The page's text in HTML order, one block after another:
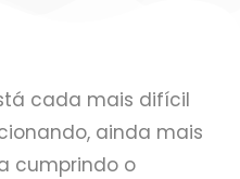
cada mais difícil
ainda mais
cumprindo o